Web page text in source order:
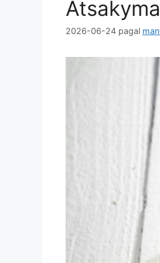
2026-06-24 pagal